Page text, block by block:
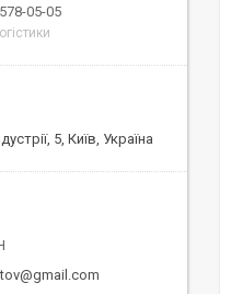
05-05
5, Київ, Україна